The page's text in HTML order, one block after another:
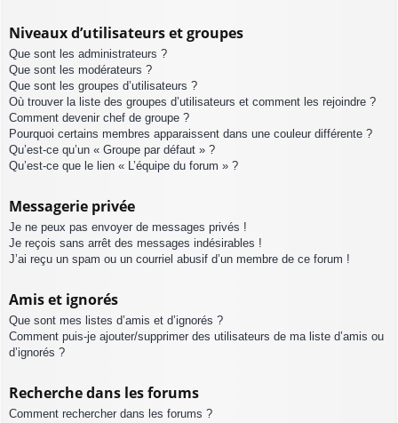
Niveaux d’utilisateurs et groupes
Que sont les administrateurs ?
Que sont les modérateurs ?
Que sont les groupes d’utilisateurs ?
Où trouver la liste des groupes d’utilisateurs et comment les rejoindre ?
Comment devenir chef de groupe ?
Pourquoi certains membres apparaissent dans une couleur différente ?
Qu’est-ce qu’un « Groupe par défaut » ?
Qu’est-ce que le lien « L’équipe du forum » ?
Messagerie privée
Je ne peux pas envoyer de messages privés !
Je reçois sans arrêt des messages indésirables !
J’ai reçu un spam ou un courriel abusif d’un membre de ce forum !
Amis et ignorés
Que sont mes listes d’amis et d’ignorés ?
Comment puis-je ajouter/supprimer des utilisateurs de ma liste d’amis ou
d’ignorés ?
Recherche dans les forums
Comment rechercher dans les forums ?